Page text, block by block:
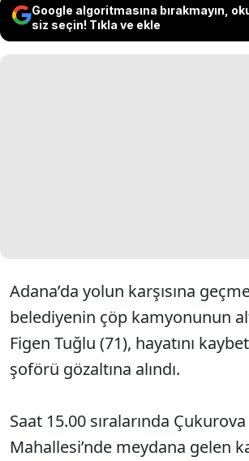
Google algoritmasına bırakmayın,
siz seçin! Tıkla ve ekle
Adana’da yolun karşısına
belediyenin çöp kamyonunun
Figen Tuğlu (71), hayatını
şoförü gözaltına alındı.
Saat 15.00 sıralarında
Mahallesi’nde meydana gelen